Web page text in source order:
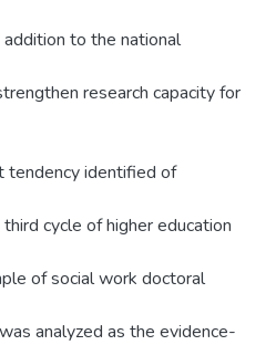
to the national
research capacity for
tendency identified of
cycle of higher education
of social work doctoral
analyzed as the evidence-